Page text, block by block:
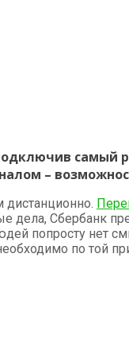
самый
–
дистанционно.
дела, Сбербанк
попросту нет
по той